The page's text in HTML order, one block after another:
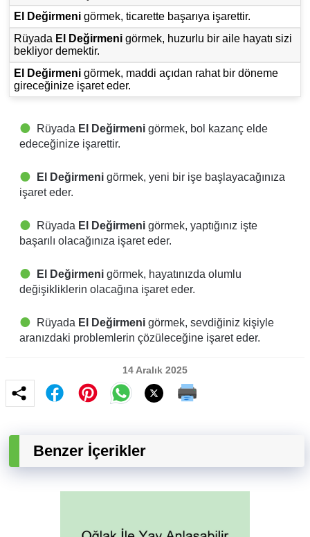
El Değirmeni görmek, ticarette başarıya işarettir.
Rüyada El Değirmeni görmek, huzurlu bir aile hayatı sizi
bekliyor demektir.
El Değirmeni görmek, maddi açıdan rahat bir döneme
gireceğinize işaret eder.
Rüyada El Değirmeni görmek, bol kazanç elde
edeceğinize işarettir.
El Değirmeni görmek, yeni bir işe başlayacağınıza
işaret eder.
Rüyada El Değirmeni görmek, yaptığınız işte
başarılı olacağınıza işaret eder.
El Değirmeni görmek, hayatınızda olumlu
değişikliklerin olacağına işaret eder.
Rüyada El Değirmeni görmek, sevdiğiniz kişiyle
aranızdaki problemlerin çözüleceğine işaret eder.
14 Aralık 2025
Benzer İçerikler